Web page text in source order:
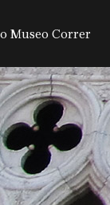
PRINCIPALE
Museo Correr